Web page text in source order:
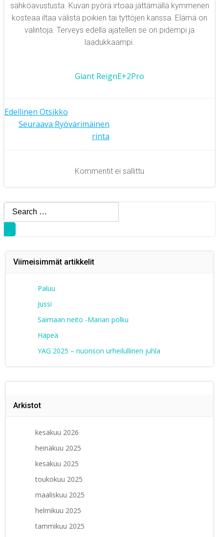
sähköavustusta. Kuvan pyörä irtoaa jättämällä kymmenen
kosteaa iltaa välistä poikien tai tyttöjen kanssa. Elämä on
valintoja. Terveys edellä ajatellen se on pidempi ja
laadukkaampi.
Giant ReignE+2Pro
Artikkelien
Edellinen Otsikko
Artikkelien
Seuraava Ryövärimäinen
rinta
Kommentit ei sallittu
Search
for:
Viimeisimmät artikkelit
Paluu
Jussi
Saimaan neito -Marian polku
Häpeä
YAG 2025 – nuorison urheilullinen juhla
Arkistot
kesäkuu 2026
heinäkuu 2025
kesäkuu 2025
toukokuu 2025
maaliskuu 2025
helmikuu 2025
tammikuu 2025